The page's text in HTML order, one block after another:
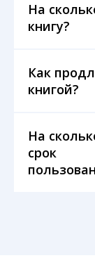
На
книгу?
Как
книгой?
На
срок